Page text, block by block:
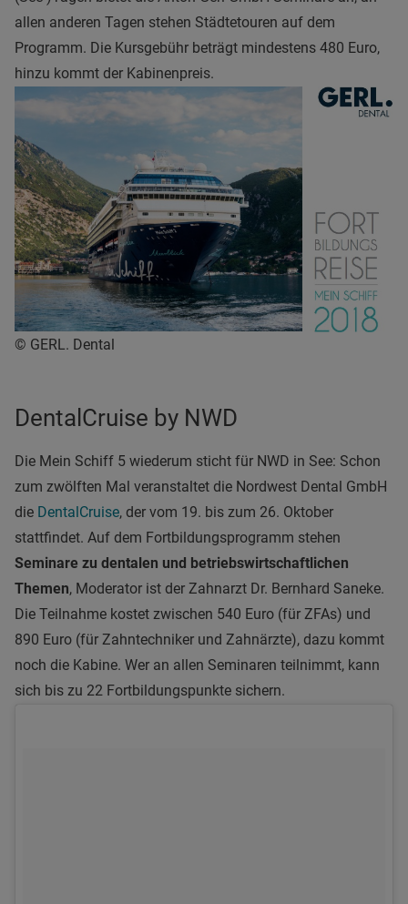
allen anderen Tagen stehen Städtetouren auf dem
Programm. Die Kursgebühr beträgt mindestens 480 Euro,
hinzu kommt der Kabinenpreis.
© GERL. Dental
DentalCruise by NWD
Die Mein Schiff 5 wiederum sticht für NWD in See: Schon
zum zwölften Mal veranstaltet die Nordwest Dental GmbH
die DentalCruise, der vom 19. bis zum 26. Oktober
stattfindet. Auf dem Fortbildungsprogramm stehen
Seminare zu dentalen und betriebswirtschaftlichen
Themen, Moderator ist der Zahnarzt Dr. Bernhard Saneke.
Die Teilnahme kostet zwischen 540 Euro (für ZFAs) und
890 Euro (für Zahntechniker und Zahnärzte), dazu kommt
noch die Kabine. Wer an allen Seminaren teilnimmt, kann
sich bis zu 22 Fortbildungspunkte sichern.